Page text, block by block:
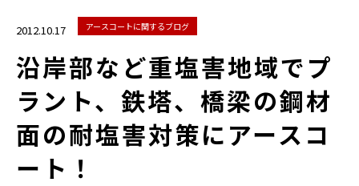
2012.10.17 アースコートに関するブログ
沿岸部など重塩害地域でプ
ラント、鉄塔、橋梁の鋼材
面の耐塩害対策にアースコ
ート！